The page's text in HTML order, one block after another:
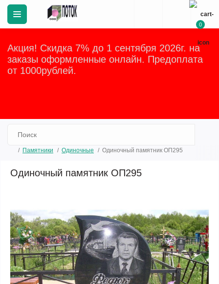
Акция! Скидка 7% до 1 сентября 2026г. на
заказы оформленные онлайн. Предоплата
от 1000рублей.
0
Памятники Одиночные Одиночный памятник ОП295
Одиночный памятник ОП295